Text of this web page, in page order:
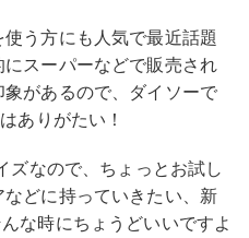
う方にも人気で最近話題
スーパーなどで販売され
があるので、ダイソーで
ありがたい！
ズなので、ちょっとお試し
どに持っていきたい、新
な時にちょうどいいですよ